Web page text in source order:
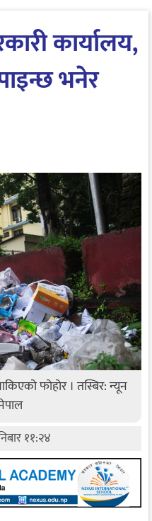
कार्यालय,
भनेर
फोहोर । तस्बिर: न्यून
११:२४